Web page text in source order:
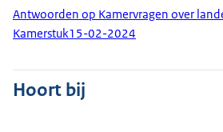
Antwoorden op Kamervragen over
Kamerstuk15-02-2024
Hoort bij